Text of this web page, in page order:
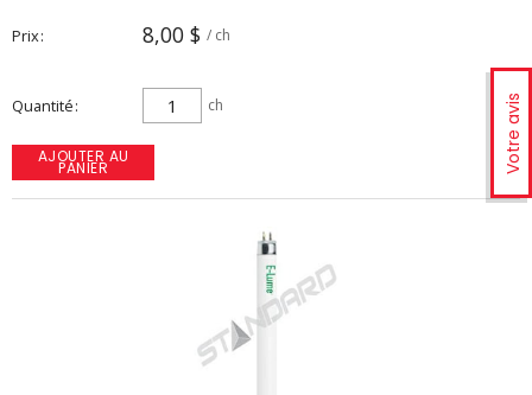
Votre avis
Prix 8,00 $ / ch
Quantité ch
AJOUTER AU
PANIER